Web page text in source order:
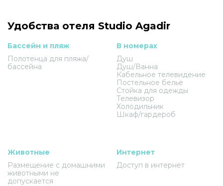
Удобства отеля Studio Agadir
Бассейн и пляж
Полотенца для пляжа/
бассейна
В номерах
Душ
Душ/Ванна
Кабельное телевидение
Постельное белье
Стойка для одежды
Телевизор
Холодильник
Шкаф/гардероб
Животные
Размещение с домашними
животными не
допускается
Интернет
Доступ в интернет